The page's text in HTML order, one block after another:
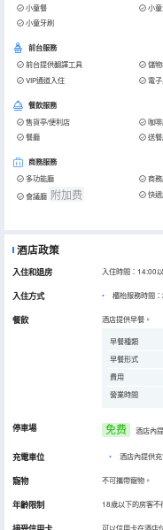
小童餐 小童
小童牙刷
前台服務
前台提供翻譯工具 儲物
VIP通道入住
電子
餐飲服務
售貨亭/便利店 咖啡
餐廳
送餐
商務服務
多功能廳 商務
會議廳 附加费 快遞
酒店政策
入住和退房 入住時間：
入住方式 櫃枱服務時間
餐飲 酒店提供早餐。
早餐種類
早餐形式
費用
營業時間
停車場 免费 酒店內
充電車位 • 酒店內提供
寵物 不可攜帶寵物。
年齡限制 18歲以下的房客不
可以信用卡在酒店